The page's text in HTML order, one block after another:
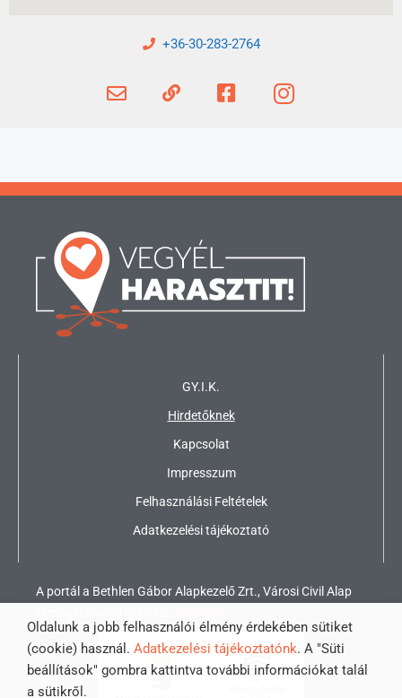
+36-30-283-2764
GY.I.K.
Hirdetőknek
Kapcsolat
Impresszum
Felhasználási Feltételek
Adatkezelési tájékoztató
A portál a Bethlen Gábor Alapkezelő Zrt., Városi Civil Alap
Oldalunk a jobb felhasználói élmény érdekében sütiket
(cookie) használ. Adatkezelési tájékoztatónk. A "Süti
beállítások" gombra kattintva további információkat talál
a sütikről.